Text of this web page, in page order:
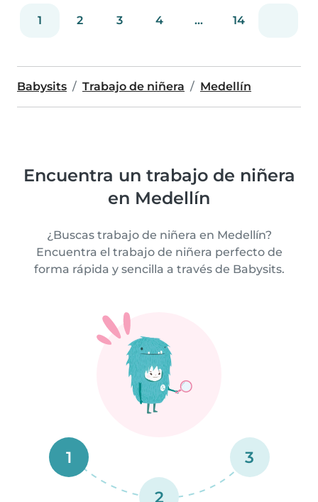
1 2 3 4 ... 14
Babysits Trabajo de niñera Medellín
Encuentra un trabajo de niñera
en Medellín
¿Buscas trabajo de niñera en Medellín?
Encuentra el trabajo de niñera perfecto de
forma rápida y sencilla a través de Babysits.
1
2
3